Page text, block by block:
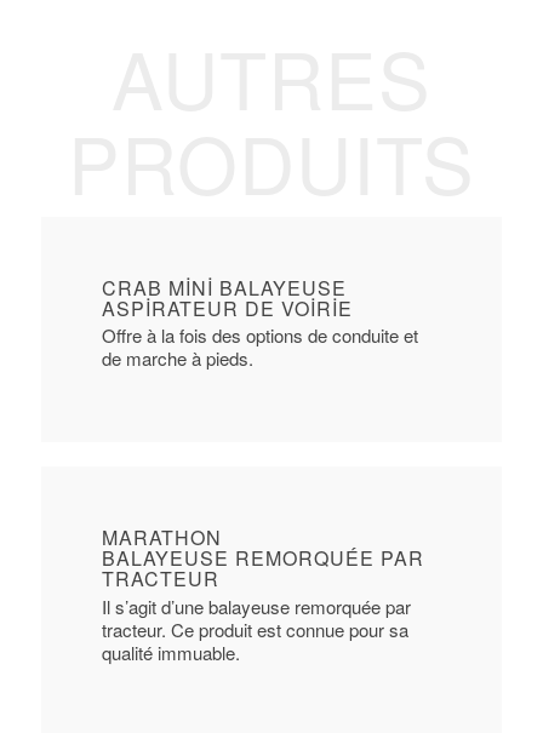
CRAB MINI BALAYEUSE
ASPIRATEUR DE VOIRIE
Offre à la fois des options de conduite et
de marche à pieds.
MARATHON
BALAYEUSE REMORQUÉE PAR
TRACTEUR
Il s’agit d’une balayeuse remorquée par
tracteur. Ce produit est connue pour sa
qualité immuable.